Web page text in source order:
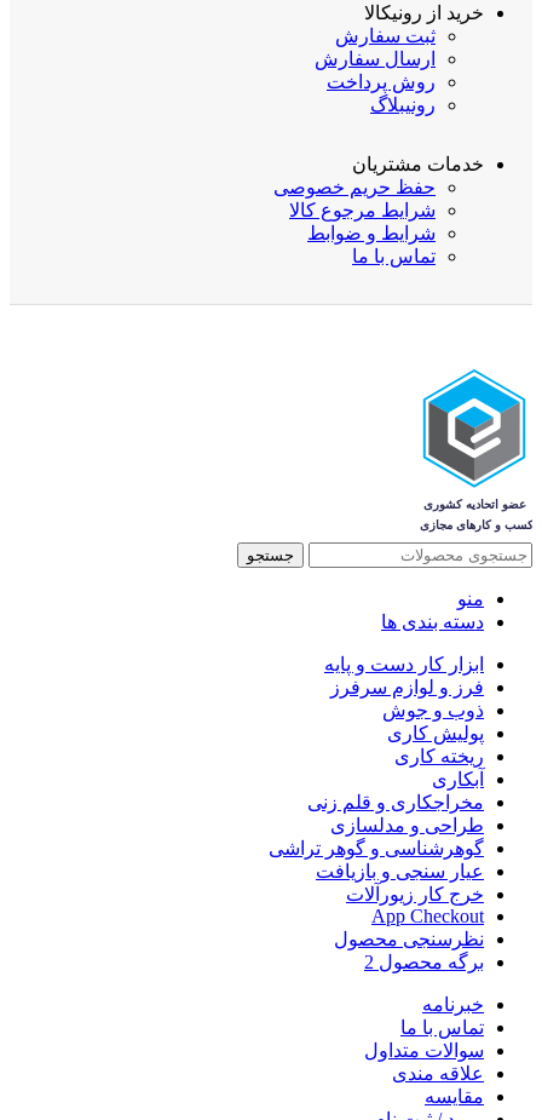
خرید از رونیکالا
ثبت سفارش
ارسال سفارش
روش پرداخت
رونیبلاگ
خدمات مشتریان
حفظ حریم خصوصی
شرایط مرجوع کالا
شرایط و ضوابط
تماس با ما
جستجو
منو
دسته بندی ها
ابزار کار دست و پایه
فرز و لوازم سرفرز
ذوب و جوش
پولیش کاری
ریخته کاری
آبکاری
مخراجکاری و قلم زنی
طراحی و مدلسازی
گوهرشناسی و گوهر تراشی
عیار سنجی و بازیافت
خرج کار زیورآلات
App Checkout
نظرسنجی محصول
برگه محصول 2
خبرنامه
تماس با ما
سوالات متداول
علاقه مندی
مقایسه